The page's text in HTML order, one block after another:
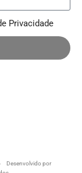
Privacidade
Desenvolvido por